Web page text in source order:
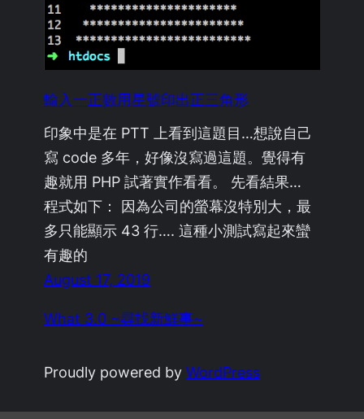
輸入一正數用星號印出正三角形
印象中是在 PTT 上看到這題目…想說自己
寫 code 多年，好像沒寫過這題。覺得有
趣就用 PHP 試著實作看看。 先看結果…
程式如下： 因為公司的螢幕沒特別大，最
多只能顯示 43 行…. 這種小測試寫起來蠻
有趣的
August 17, 2019
What 3.0 ~尋找新鮮事~
Proudly powered byWordPress